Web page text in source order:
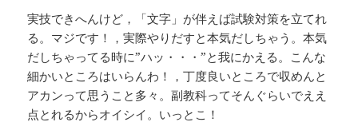
実技できへんけど，「文字」が伴えば試験対策を立てれ
る。マジです！，実際やりだすと本気だしちゃう。本気
だしちゃってる時に”ハッ・・・”と我にかえる。こんな
細かいところはいらんわ！，丁度良いところで収めんと
アカンって思うこと多々。副教科ってそんぐらいでええ
点とれるからオイシイ。いっとこ！